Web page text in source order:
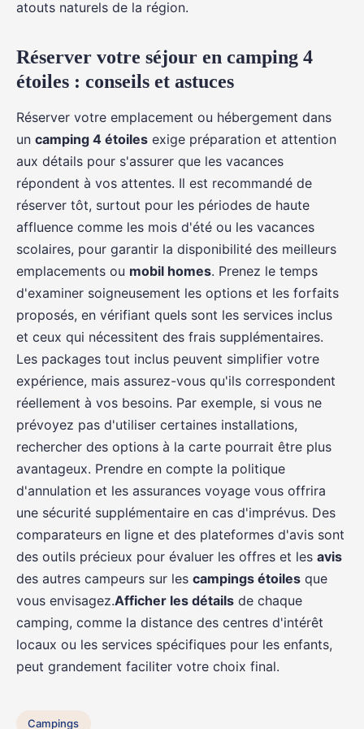
atouts naturels de la région.
Réserver votre séjour en camping 4
étoiles : conseils et astuces
Réserver votre emplacement ou hébergement dans
un camping 4 étoiles exige préparation et attention
aux détails pour s'assurer que les vacances
répondent à vos attentes. Il est recommandé de
réserver tôt, surtout pour les périodes de haute
affluence comme les mois d'été ou les vacances
scolaires, pour garantir la disponibilité des meilleurs
emplacements ou mobil homes. Prenez le temps
d'examiner soigneusement les options et les forfaits
proposés, en vérifiant quels sont les services inclus
et ceux qui nécessitent des frais supplémentaires.
Les packages tout inclus peuvent simplifier votre
expérience, mais assurez-vous qu'ils correspondent
réellement à vos besoins. Par exemple, si vous ne
prévoyez pas d'utiliser certaines installations,
rechercher des options à la carte pourrait être plus
avantageux. Prendre en compte la politique
d'annulation et les assurances voyage vous offrira
une sécurité supplémentaire en cas d'imprévus. Des
comparateurs en ligne et des plateformes d'avis sont
des outils précieux pour évaluer les offres et les avis
des autres campeurs sur les campings étoiles que
vous envisagez.Afficher les détails de chaque
camping, comme la distance des centres d'intérêt
locaux ou les services spécifiques pour les enfants,
peut grandement faciliter votre choix final.
Campings